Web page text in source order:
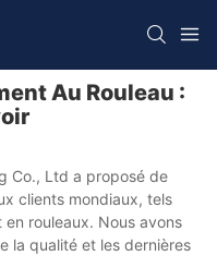
Au Rouleau :
Co., Ltd a proposé de
clients mondiaux, tels
rouleaux. Nous avons
la qualité et les dernières